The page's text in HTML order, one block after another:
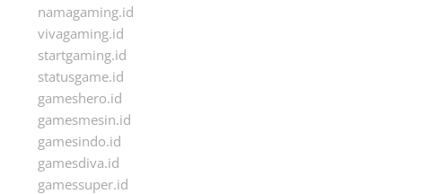
namagaming.id
vivagaming.id
startgaming.id
statusgame.id
gameshero.id
gamesmesin.id
gamesindo.id
gamesdiva.id
gamessuper.id